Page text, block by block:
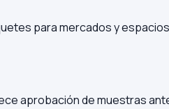
para mercados y
aprobación de muestras